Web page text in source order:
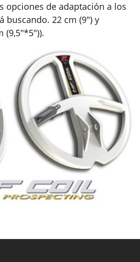
opciones de adaptación a los
buscando. 22 cm (9") y
(9,5"*5")).